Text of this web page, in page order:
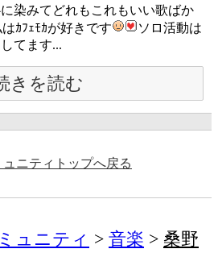
染みてどれもこれもいい歌ばか
ｶﾌｪﾓｶが好きです
ソロ活動は
てます...
きを読む
ュニティトップへ戻る
ュニティ 音楽
桑野